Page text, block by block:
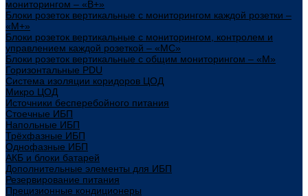
мониторингом – «В+»
Блоки розеток вертикальные с мониторингом каждой розетки –
«М+»
Блоки розеток вертикальные с мониторингом, контролем и
управлением каждой розеткой – «МС»
Блоки розеток вертикальные с общим мониторингом – «М»
Горизонтальные PDU
Система изоляции коридоров ЦОД
Микро ЦОД
Источники бесперебойного питания
Стоечные ИБП
Напольные ИБП
Трёхфазные ИБП
Однофазные ИБП
АКБ и блоки батарей
Дополнительные элементы для ИБП
Резервирование питания
Прецизионные кондиционеры